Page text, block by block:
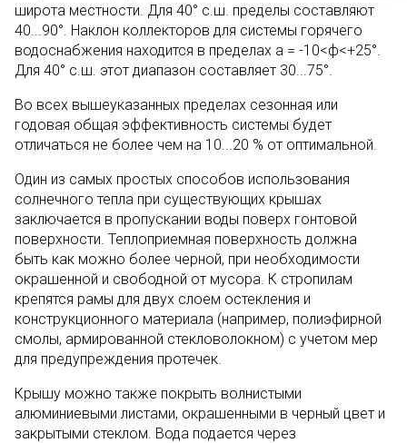
широта местности. Для 40° с.ш. пределы составляют
40...90°. Наклон коллекторов для системы горячего
водоснабжения находится в пределах a = -10<ф<+25°.
Для 40° с.ш. этот диапазон составляет 30...75°.
Во всех вышеуказанных пределах сезонная или
годовая общая эффективность системы будет
отличаться не более чем на 10...20 % от оптимальной.
Один из самых простых способов использования
солнечного тепла при существующих крышах
заключается в пропускании воды поверх гонтовой
поверхности. Теплоприемная поверхность должна
быть как можно более черной, при необходимости
окрашенной и свободной от мусора. К стропилам
крепятся рамы для двух слоем остекления и
конструкционного материала (например, полиэфирной
смолы, армированной стекловолокном) с учетом мер
для предупреждения протечек.
Крышу можно также покрыть волнистыми
алюминиевыми листами, окрашенными в черный цвет и
закрытыми стеклом. Вода подается через